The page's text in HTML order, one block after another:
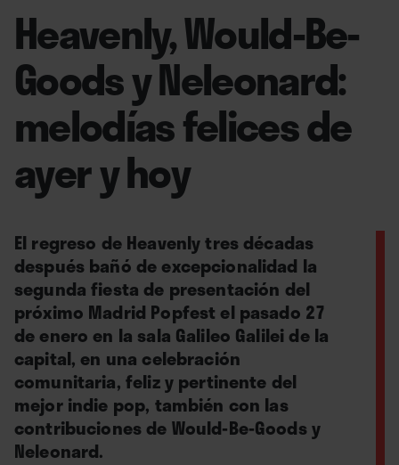
Heavenly, Would-Be-
Goods y Neleonard:
melodías felices de
ayer y hoy
El regreso de Heavenly tres décadas
después bañó de excepcionalidad la
segunda fiesta de presentación del
próximo Madrid Popfest el pasado 27
de enero en la sala Galileo Galilei de la
capital, en una celebración
comunitaria, feliz y pertinente del
mejor indie pop, también con las
contribuciones de Would-Be-Goods y
Neleonard.